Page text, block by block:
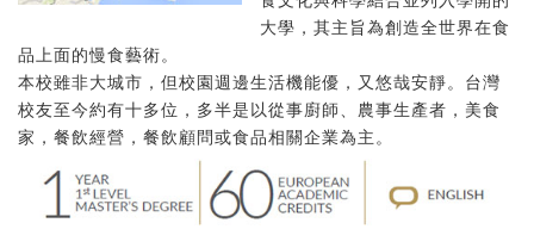
大學，其主旨為創造全世界在食
品上面的慢食藝術。
本校雖非大城市，但校園週邊生活機能優，又悠哉安靜。台灣
校友至今約有十多位，多半是以從事廚師、農事生產者，美食
家，餐飲經營，餐飲顧問或食品相關企業為主。